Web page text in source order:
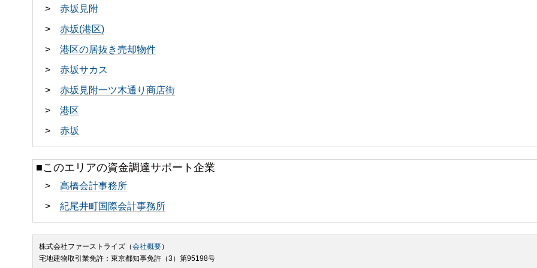
> 赤坂見附
> 赤坂(港区)
> 港区の居抜き売却物件
> 赤坂サカス
> 赤坂見附一ツ木通り商店街
> 港区
> 赤坂
■このエリアの資金調達サポート企業
> 高橋会計事務所
> 紀尾井町国際会計事務所
株式会社ファーストライズ（会社概要）
宅地建物取引業免許：東京都知事免許（3）第95198号